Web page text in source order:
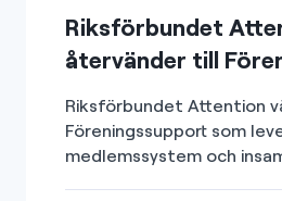
Riksförbundet
återvänder till
Riksförbundet Attention
Föreningssupport som
medlemssystem och